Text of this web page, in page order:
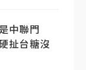
中聯門
扯台糖沒